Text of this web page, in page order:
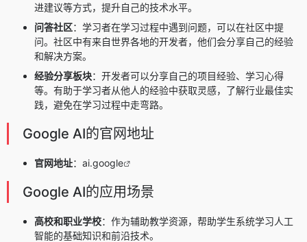
进建议等方式，提升自己的技术水平。
问答社区：学习者在学习过程中遇到问题，可以在社区中提
问。社区中有来自世界各地的开发者，他们会分享自己的经验
和解决方案。
经验分享板块：开发者可以分享自己的项目经验、学习心得
等。有助于学习者从他人的经验中获取灵感，了解行业最佳实
践，避免在学习过程中走弯路。
Google AI的官网地址
官网地址： ai.google
Google AI的应用场景
高校和职业学校：作为辅助教学资源，帮助学生系统学习人工
智能的基础知识和前沿技术。